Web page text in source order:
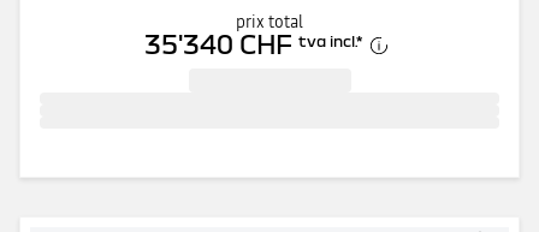
prix total
35'340 CHF tva incl.*